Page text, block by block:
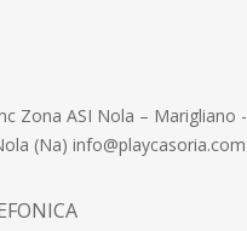
Zona ASI Nola – Marigliano -
(Na) info@playcasoria.com